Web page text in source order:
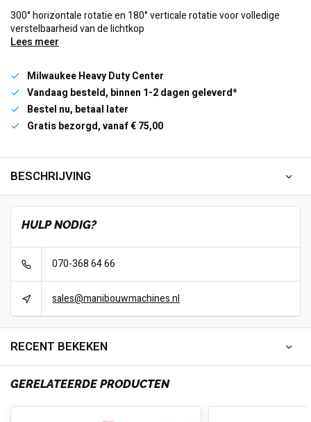
300° horizontale rotatie en 180° verticale rotatie voor volledige
verstelbaarheid van de lichtkop
Lees meer
Milwaukee Heavy Duty Center
Vandaag besteld, binnen 1-2 dagen geleverd*
Bestel nu, betaal later
Gratis bezorgd, vanaf € 75,00
BESCHRIJVING
HULP NODIG?
070-368 64 66
sales@manibouwmachines.nl
RECENT BEKEKEN
GERELATEERDE PRODUCTEN